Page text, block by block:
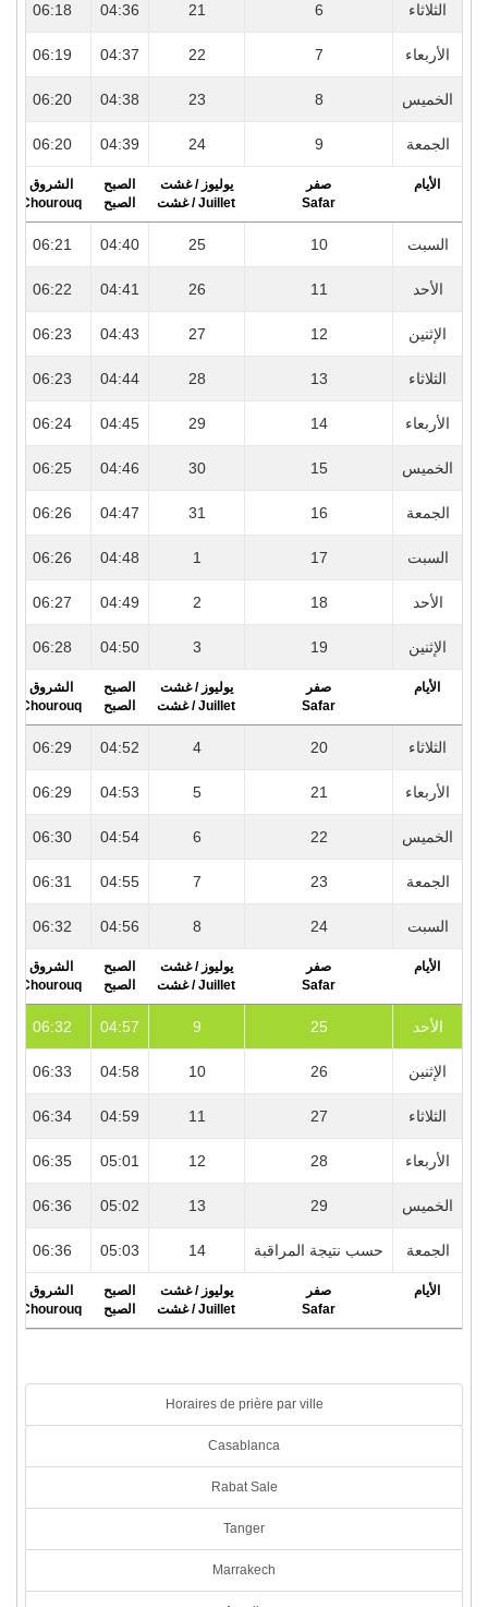
الثلاثاء 6
21
04:36
06:18
الأربعاء 7
22
04:37
06:19
الخميس 8
23
04:38
06:20
الجمعة 9
24
04:39
06:20
الأيام
صفر
Safar
يوليوز / غشت
Juillet / غشت
الصبح
الصبح
الشروق
Chourouq
السبت 10
25
04:40
06:21
الأحد 11
26
04:41
06:22
الإثنين 12
27
04:43
06:23
الثلاثاء 13
28
04:44
06:23
الأربعاء 14
29
04:45
06:24
الخميس 15
30
04:46
06:25
الجمعة 16
31
04:47
06:26
السبت 17
1
04:48
06:26
الأحد 18
2
04:49
06:27
الإثنين 19
3
04:50
06:28
الأيام
صفر
Safar
يوليوز / غشت
Juillet / غشت
الصبح
الصبح
الشروق
Chourouq
الثلاثاء 20
4
04:52
06:29
الأربعاء 21
5
04:53
06:29
الخميس 22
6
04:54
06:30
الجمعة 23
7
04:55
06:31
السبت 24
8
04:56
06:32
الأيام
صفر
Safar
يوليوز / غشت
Juillet / غشت
الصبح
الصبح
الشروق
Chourouq
الأحد 25
9
04:57
06:32
الإثنين 26
10
04:58
06:33
الثلاثاء 27
11
04:59
06:34
الأربعاء 28
12
05:01
06:35
الخميس 29
13
05:02
06:36
الجمعة حسب نتيجة المراقبة 14
05:03
06:36
الأيام
صفر
Safar
يوليوز / غشت
Juillet / غشت
الصبح
الصبح
الشروق
Chourouq
Horaires de prière par ville
Casablanca
Rabat Sale
Tanger
Marrakech